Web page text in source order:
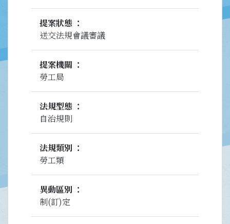
提案狀態
送交法規會議審議
提案機關
勞工局
法規型態
自治規則
法規類別
勞工類
異動區別
制(訂)定